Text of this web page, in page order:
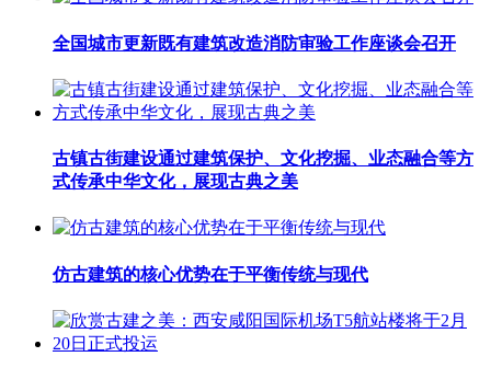
全国城市更新既有建筑改造消防审验工作座谈会召开
古镇古街建设通过建筑保护、文化挖掘、业态融合等方
式传承中华文化，展现古典之美
仿古建筑的核心优势在于平衡传统与现代